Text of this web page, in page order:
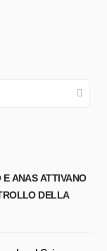
ANAS ATTIVANO
DELLA